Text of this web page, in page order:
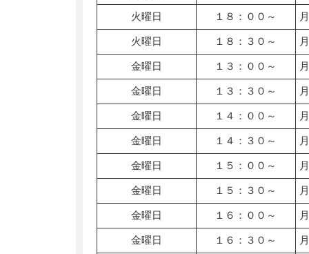
火曜日 １８：００～
火曜日 １８：３０～
金曜日 １３：００～
金曜日 １３：３０～
金曜日 １４：００～
金曜日 １４：３０～
金曜日 １５：００～
金曜日 １５：３０～
金曜日 １６：００～
金曜日 １６：３０～